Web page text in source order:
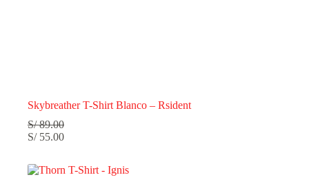
Skybreather T-Shirt Blanco – Rsident
S/89.00
S/55.00